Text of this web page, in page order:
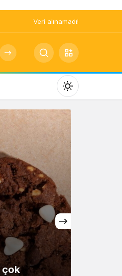
Veri alınamadı!
Mod
değiştir
seçin.
seçin.
seçin.
çok